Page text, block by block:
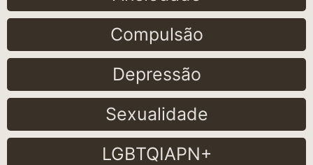
Compulsão
Depressão
Sexualidade
LGBTQIAPN+